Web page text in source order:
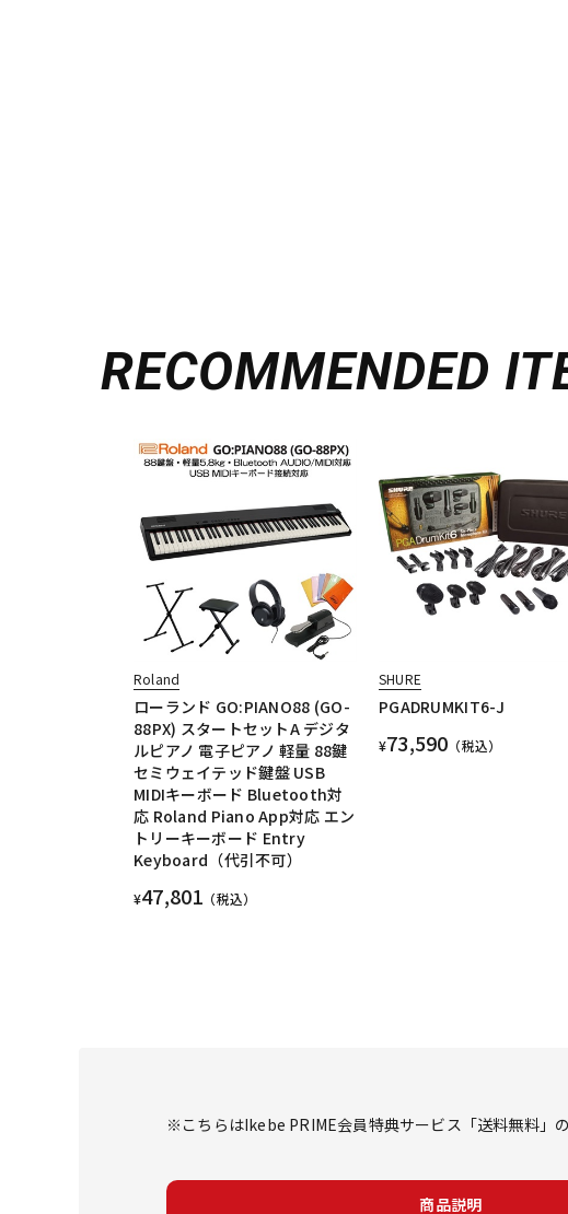
RECOMMENDED
Roland
ローランド GO:PIANO88 (GO-
88PX) スタートセットA デジタ
ルピアノ 電子ピアノ 軽量 88鍵
セミウェイテッド鍵盤 USB
MIDIキーボード Bluetooth対
応 Roland Piano App対応 エン
トリーキーボード Entry
Keyboard（代引不可）
¥47,801 （税込）
SHURE
PGADRUMKIT6-J
¥73,590 （税込）
※こちらはIkebe PRIME会員特典サービス「送料無料」の
商品説明